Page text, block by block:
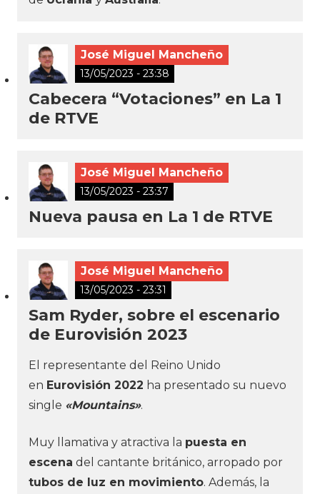
José Miguel Mancheño
13/05/2023 - 23:38
Cabecera “Votaciones” en La 1
de RTVE
José Miguel Mancheño
13/05/2023 - 23:37
Nueva pausa en La 1 de RTVE
José Miguel Mancheño
13/05/2023 - 23:31
Sam Ryder, sobre el escenario
de Eurovisión 2023
El representante del Reino Unido
en Eurovisión 2022 ha presentado su nuevo
single «Mountains».
Muy llamativa y atractiva la puesta en
escena del cantante británico, arropado por
tubos de luz en movimiento. Además, la